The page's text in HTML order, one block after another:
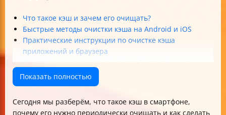
Что такое кэш и зачем его очищать?
Быстрые методы очистки кэша на Android и iOS
Практические инструкции по очистке кэша
приложений и браузера
Инструменты и приложения для быстрой очистки
кэша
Автоматизация очистки кэша
Рекомендации и меры предосторожности
Показать полностью
Сегодня мы разберём, что такое кэш в смартфоне,
почему его нужно периодически очищать и как сделать